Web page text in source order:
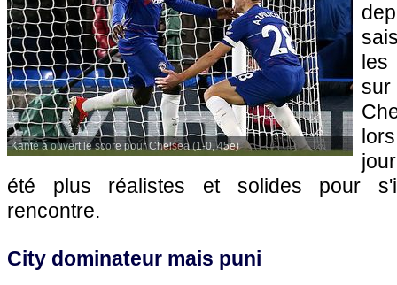
Kanté a ouvert le score pour Chelsea (1-0, 45e)
les
été plus réalistes et solides pour
rencontre.
City dominateur mais puni